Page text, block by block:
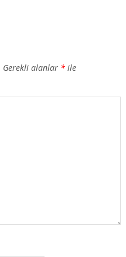
Gerekli alanlar *ile